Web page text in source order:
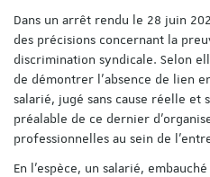
Dans un arrêt rendu le 28 juin
des précisions concernant la
discrimination syndicale. Selon
de démontrer l’absence de lien
salarié, jugé sans cause réelle et
préalable de ce dernier
professionnelles au sein de
En l’espèce, un salarié,